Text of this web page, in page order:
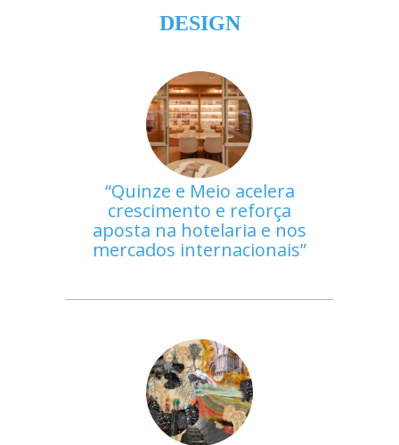
DESIGN
Quinze e Meio acelera
crescimento e reforça
aposta na hotelaria e nos
mercados internacionais